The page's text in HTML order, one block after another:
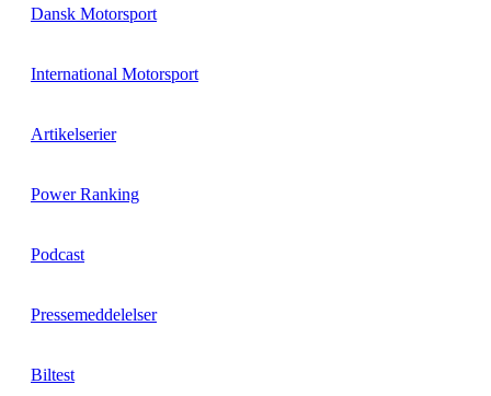
Dansk Motorsport
International Motorsport
Artikelserier
Power Ranking
Podcast
Pressemeddelelser
Biltest